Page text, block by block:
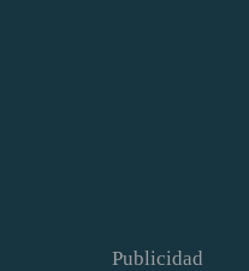
Publicidad